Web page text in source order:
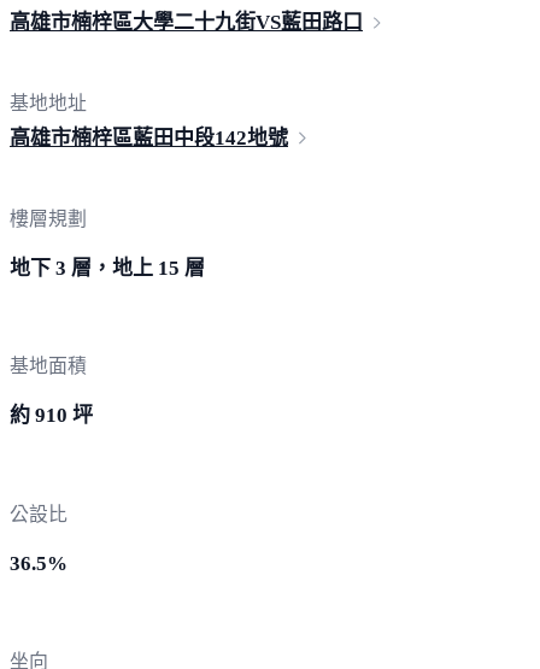
高雄市楠梓區大學二十九街VS藍田路口
基地地址
高雄市楠梓區藍田中段142地號
樓層規劃
地下 3 層，地上 15 層
基地面積
約 910 坪
公設比
36.5%
坐向